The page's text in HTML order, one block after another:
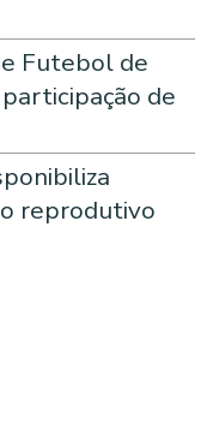
Futebol de
de
reprodutivo